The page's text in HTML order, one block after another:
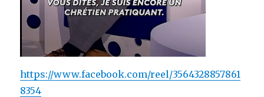
https://www.facebook.com/reel/3564328857861
8354